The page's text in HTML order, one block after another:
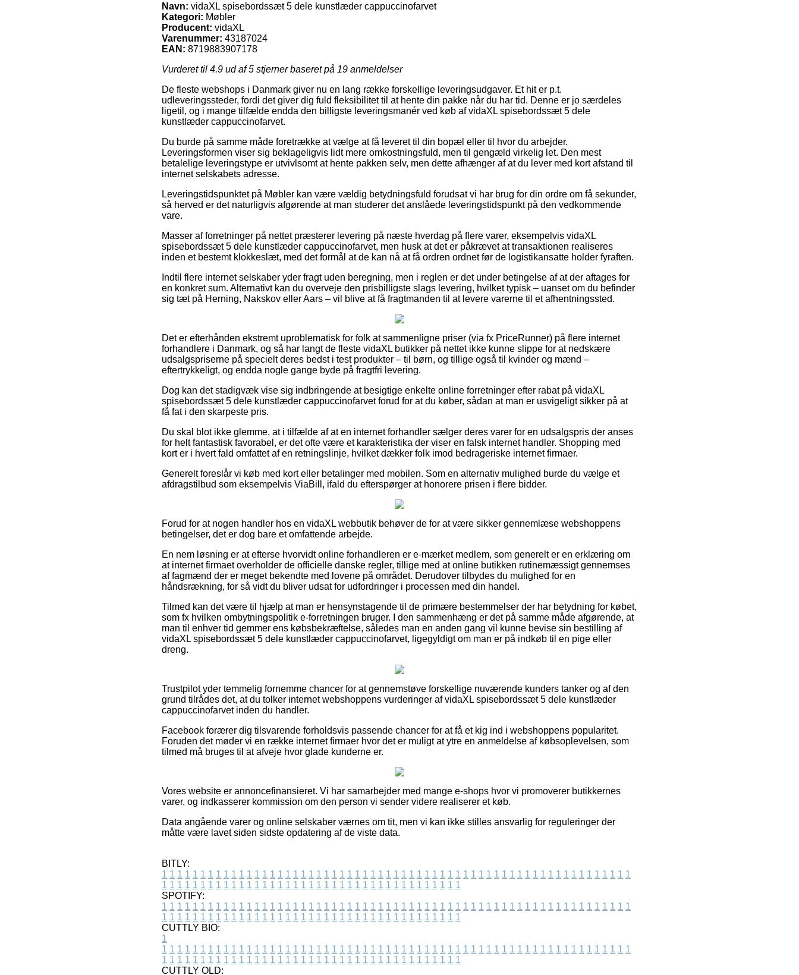
Navn: vidaXL spisebordssæt 5 dele kunstlæder cappuccinofarvet
Kategori: Møbler
Producent: vidaXL
Varenummer: 43187024
EAN: 8719883907178
Vurderet til 4.9 ud af 5 stjerner baseret på 19 anmeldelser
De fleste webshops i Danmark giver nu en lang række forskellige leveringsudgaver. Et hit er p.t.
udleveringssteder, fordi det giver dig fuld fleksibilitet til at hente din pakke når du har tid. Denne er jo særdeles
ligetil, og i mange tilfælde endda den billigste leveringsmanér ved køb af vidaXL spisebordssæt 5 dele
kunstlæder cappuccinofarvet.
Du burde på samme måde foretrække at vælge at få leveret til din bopæl eller til hvor du arbejder.
Leveringsformen viser sig beklageligvis lidt mere omkostningsfuld, men til gengæld virkelig let. Den mest
betalelige leveringstype er utvivlsomt at hente pakken selv, men dette afhænger af at du lever med kort afstand til
internet selskabets adresse.
Leveringstidspunktet på Møbler kan være vældig betydningsfuld forudsat vi har brug for din ordre om få sekunder,
så herved er det naturligvis afgørende at man studerer det anslåede leveringstidspunkt på den vedkommende
vare.
Masser af forretninger på nettet præsterer levering på næste hverdag på flere varer, eksempelvis vidaXL
spisebordssæt 5 dele kunstlæder cappuccinofarvet, men husk at det er påkrævet at transaktionen realiseres
inden et bestemt klokkeslæt, med det formål at de kan nå at få ordren ordnet før de logistikansatte holder fyraften.
Indtil flere internet selskaber yder fragt uden beregning, men i reglen er det under betingelse af at der aftages for
en konkret sum. Alternativt kan du overveje den prisbilligste slags levering, hvilket typisk – uanset om du befinder
sig tæt på Herning, Nakskov eller Aars – vil blive at få fragtmanden til at levere varerne til et afhentningssted.
Det er efterhånden ekstremt uproblematisk for folk at sammenligne priser (via fx PriceRunner) på flere internet
forhandlere i Danmark, og så har langt de fleste vidaXL butikker på nettet ikke kunne slippe for at nedskære
udsalgspriserne på specielt deres bedst i test produkter – til børn, og tillige også til kvinder og mænd –
eftertrykkeligt, og endda nogle gange byde på fragtfri levering.
Dog kan det stadigvæk vise sig indbringende at besigtige enkelte online forretninger efter rabat på vidaXL
spisebordssæt 5 dele kunstlæder cappuccinofarvet forud for at du køber, sådan at man er usvigeligt sikker på at
få fat i den skarpeste pris.
Du skal blot ikke glemme, at i tilfælde af at en internet forhandler sælger deres varer for en udsalgspris der anses
for helt fantastisk favorabel, er det ofte være et karakteristika der viser en falsk internet handler. Shopping med
kort er i hvert fald omfattet af en retningslinje, hvilket dækker folk imod bedrageriske internet firmaer.
Generelt foreslår vi køb med kort eller betalinger med mobilen. Som en alternativ mulighed burde du vælge et
afdragstilbud som eksempelvis ViaBill, ifald du efterspørger at honorere prisen i flere bidder.
Forud for at nogen handler hos en vidaXL webbutik behøver de for at være sikker gennemlæse webshoppens
betingelser, det er dog bare et omfattende arbejde.
En nem løsning er at efterse hvorvidt online forhandleren er e-mærket medlem, som generelt er en erklæring om
at internet firmaet overholder de officielle danske regler, tillige med at online butikken rutinemæssigt gennemses
af fagmænd der er meget bekendte med lovene på området. Derudover tilbydes du mulighed for en
håndsrækning, for så vidt du bliver udsat for udfordringer i processen med din handel.
Tilmed kan det være til hjælp at man er hensynstagende til de primære bestemmelser der har betydning for købet,
som fx hvilken ombytningspolitik e-forretningen bruger. I den sammenhæng er det på samme måde afgørende, at
man til enhver tid gemmer ens købsbekræftelse, således man en anden gang vil kunne bevise sin bestilling af
vidaXL spisebordssæt 5 dele kunstlæder cappuccinofarvet, ligegyldigt om man er på indkøb til en pige eller
dreng.
Trustpilot yder temmelig fornemme chancer for at gennemstøve forskellige nuværende kunders tanker og af den
grund tilrådes det, at du tolker internet webshoppens vurderinger af vidaXL spisebordssæt 5 dele kunstlæder
cappuccinofarvet inden du handler.
Facebook forærer dig tilsvarende forholdsvis passende chancer for at få et kig ind i webshoppens popularitet.
Foruden det møder vi en række internet firmaer hvor det er muligt at ytre en anmeldelse af købsoplevelsen, som
tilmed må bruges til at afveje hvor glade kunderne er.
Vores website er annoncefinansieret. Vi har samarbejder med mange e-shops hvor vi promoverer butikkernes
varer, og indkasserer kommission om den person vi sender videre realiserer et køb.
Data angående varer og online selskaber værnes om tit, men vi kan ikke stilles ansvarlig for reguleringer der
måtte være lavet siden sidste opdatering af de viste data.
BITLY:
1 1 1 1 1 1 1 1 1 1 1 1 1 1 1 1 1 1 1 1 1 1 1 1 1 1 1 1 1 1 1 1 1 1 1 1 1 1 1 1 1 1 1 1 1 1 1 1 1 1 1 1 1 1 1 1 1 1 1 1 1
1 1 1 1 1 1 1 1 1 1 1 1 1 1 1 1 1 1 1 1 1 1 1 1 1 1 1 1 1 1 1 1 1 1 1 1 1 1 1
SPOTIFY:
1 1 1 1 1 1 1 1 1 1 1 1 1 1 1 1 1 1 1 1 1 1 1 1 1 1 1 1 1 1 1 1 1 1 1 1 1 1 1 1 1 1 1 1 1 1 1 1 1 1 1 1 1 1 1 1 1 1 1 1 1
1 1 1 1 1 1 1 1 1 1 1 1 1 1 1 1 1 1 1 1 1 1 1 1 1 1 1 1 1 1 1 1 1 1 1 1 1 1 1
CUTTLY BIO:
1
1 1 1 1 1 1 1 1 1 1 1 1 1 1 1 1 1 1 1 1 1 1 1 1 1 1 1 1 1 1 1 1 1 1 1 1 1 1 1 1 1 1 1 1 1 1 1 1 1 1 1 1 1 1 1 1 1 1 1 1 1
1 1 1 1 1 1 1 1 1 1 1 1 1 1 1 1 1 1 1 1 1 1 1 1 1 1 1 1 1 1 1 1 1 1 1 1 1 1 1
CUTTLY OLD: